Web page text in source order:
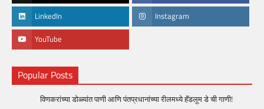
LinkedIn Instagram
YouTube
Popular Posts
विणकरांच्या डोळ्यांत पाणी आणि पंतप्रधानांच्या रीलमध्ये हॅंडलूम डे ची गाणी!